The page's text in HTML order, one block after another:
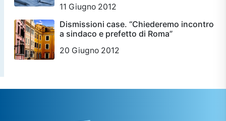
11 Giugno 2012
Dismissioni case. “Chiederemo incontro
a sindaco e prefetto di Roma”
20 Giugno 2012